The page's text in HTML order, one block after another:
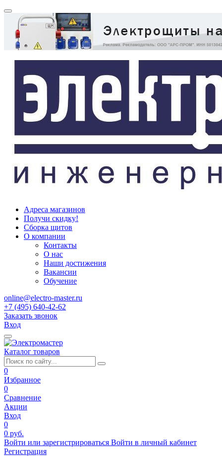
Адреса магазинов
Получи скидку!
Сборка щитов
О компании
Контакты
О нас
Наши достижения
Вакансии
Обучение
online@electro-master.ru
+7 (495) 640-42-62
Заказать звонок
Вход
Каталог товаров
0
Избранное
0
Сравнение
Акции
Вход
0
0 руб.
Войти или зарегистрироваться Войти в личный кабинет
Регистрация